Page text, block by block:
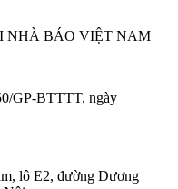
NHÀ BÁO VIỆT NAM
GP-BTTTT, ngày
lô E2, đường Dương